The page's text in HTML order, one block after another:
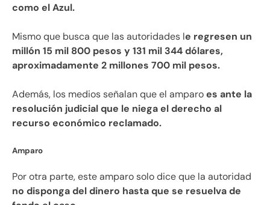
como el Azul.
Mismo que busca que las autoridades le regresen un
millón 15 mil 800 pesos y 131 mil 344 dólares,
aproximadamente 2 millones 700 mil pesos.
Además, los medios señalan que el amparoes ante la
resolución judicial que le niega el derecho al
recurso económico reclamado.
Amparo
Por otra parte, este amparo solo dice que la autoridad
no disponga del dinero hasta que se resuelva de